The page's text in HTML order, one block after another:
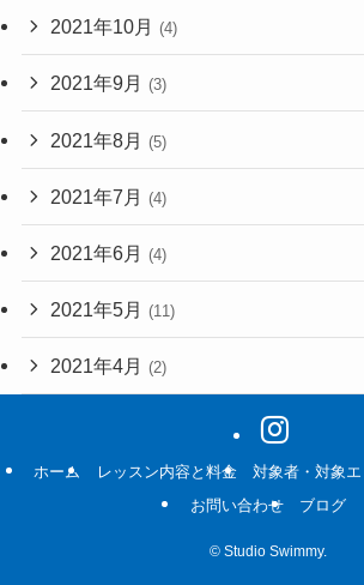
2021年10月 (4)
2021年9月 (3)
2021年8月 (5)
2021年7月 (4)
2021年6月 (4)
2021年5月 (11)
2021年4月 (2)
ホーム レッスン内容と料金 対象者・対象エ
お問い合わせ
ブログ
© Studio Swimmy.